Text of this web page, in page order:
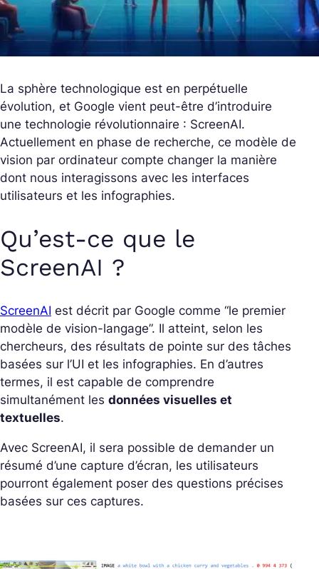
La sphère technologique est en perpétuelle
évolution, et Google vient peut-être d’introduire
une technologie révolutionnaire : ScreenAI.
Actuellement en phase de recherche, ce modèle de
vision par ordinateur compte changer la manière
dont nous interagissons avec les interfaces
utilisateurs et les infographies.
Qu’est-ce que le
ScreenAI ?
ScreenAI est décrit par Google comme “le premier
modèle de vision-langage”. Il atteint, selon les
chercheurs, des résultats de pointe sur des tâches
basées sur l’UI et les infographies. En d’autres
termes, il est capable de comprendre
simultanément les données visuelles et
textuelles.
Avec ScreenAI, il sera possible de demander un
résumé d’une capture d’écran, les utilisateurs
pourront également poser des questions précises
basées sur ces captures.